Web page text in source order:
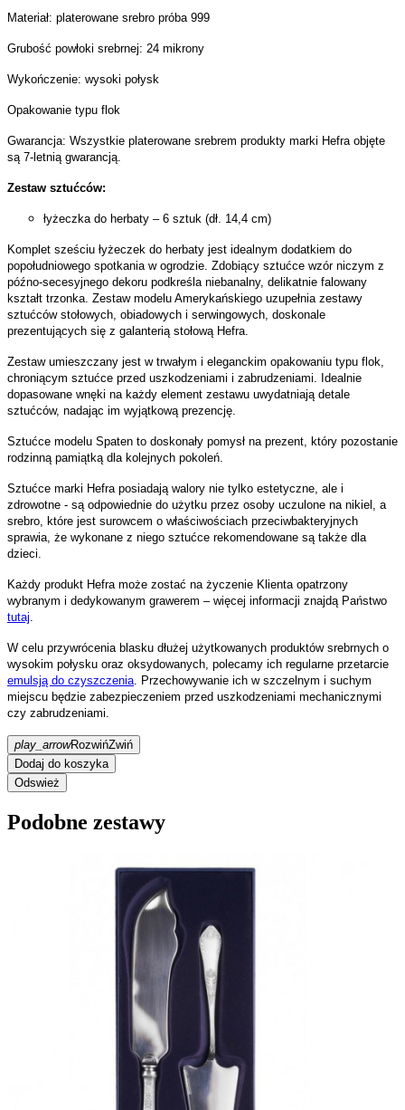
Materiał: platerowane srebro próba 999
Grubość powłoki srebrnej: 24 mikrony
Wykończenie: wysoki połysk
Opakowanie typu flok
Gwarancja: Wszystkie platerowane srebrem produkty marki Hefra objęte
są 7-letnią gwarancją.
Zestaw sztućców:
łyżeczka do herbaty – 6 sztuk (dł. 14,4 cm)
Komplet sześciu łyżeczek do herbaty jest idealnym dodatkiem do
popołudniowego spotkania w ogrodzie. Zdobiący sztućce wzór niczym z
późno-secesyjnego dekoru podkreśla niebanalny, delikatnie falowany
kształt trzonka. Zestaw modelu Amerykańskiego uzupełnia zestawy
sztućców stołowych, obiadowych i serwingowych, doskonale
prezentujących się z galanterią stołową Hefra.
Zestaw umieszczany jest w trwałym i eleganckim opakowaniu typu flok,
chroniącym sztućce przed uszkodzeniami i zabrudzeniami. Idealnie
dopasowane wnęki na każdy element zestawu uwydatniają detale
sztućców, nadając im wyjątkową prezencję.
Sztućce modelu Spaten to doskonały pomysł na prezent, który pozostanie
rodzinną pamiątką dla kolejnych pokoleń.
Sztućce marki Hefra posiadają walory nie tylko estetyczne, ale i
zdrowotne - są odpowiednie do użytku przez osoby uczulone na nikiel, a
srebro, które jest surowcem o właściwościach przeciwbakteryjnych
sprawia, że wykonane z niego sztućce rekomendowane są także dla
dzieci.
Każdy produkt Hefra może zostać na życzenie Klienta opatrzony
wybranym i dedykowanym grawerem – więcej informacji znajdą Państwo
tutaj
W celu przywrócenia blasku dłużej użytkowanych produktów srebrnych o
wysokim połysku oraz oksydowanych, polecamy ich regularne przetarcie
emulsją do czyszczenia . Przechowywanie ich w szczelnym i suchym
miejscu będzie zabezpieczeniem przed uszkodzeniami mechanicznymi
czy zabrudzeniami.
play_arrowRozwińZwiń
Dodaj do koszyka
Podobne zestawy